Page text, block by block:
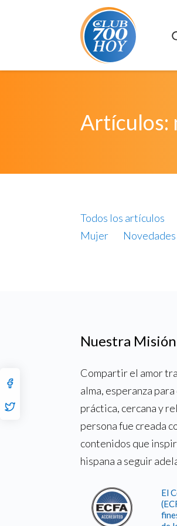
Artículos:
Todos los artículos
Mujer
Novedades
Nuestra Misión
Compartir el amor
alma, esperanza
práctica, cercana y
persona fue creada
contenidos que
hispana a seguir
El